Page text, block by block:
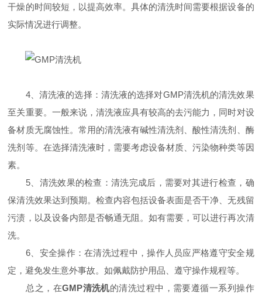
干燥的时间较短，以提高效率。具体的清洗时间需要根据设备的
实际情况进行调整。
4、清洗液的选择：清洗液的选择对GMP清洗机的清洗效果
至关重要。一般来说，清洗液应具有较高的去污能力，同时对设
备材质无腐蚀性。常用的清洗液有碱性清洗剂、酸性清洗剂、酶
洗剂等。在选择清洗液时，需要考虑设备材质、污染物种类等因
素。
5、清洗效果的检查：清洗完成后，需要对其进行检查，确
保清洗效果达到预期。检查内容包括设备表面是否干净、无残留
污渍，以及设备内部是否畅通无阻。如有需要，可以进行再次清
洗。
6、安全操作：在清洗过程中，操作人员应严格遵守安全规
定，避免发生意外事故。如佩戴防护用品、遵守操作规程等。
总之，在GMP清洗机的清洗过程中，需要遵循一系列操作